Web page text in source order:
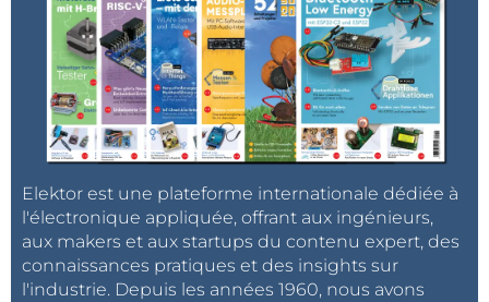
Elektor est une plateforme internationale dédiée à
l'électronique appliquée, offrant aux ingénieurs,
aux makers et aux startups du contenu expert, des
connaissances pratiques et des insights sur
l'industrie. Depuis les années 1960, nous avons